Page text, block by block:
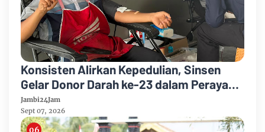
Konsisten Alirkan Kepedulian, Sinsen
Gelar Donor Darah ke-23 dalam Perayaan
Anniversary Sinsen
Jambi24Jam
Sept 07, 2026